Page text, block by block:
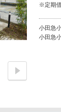
※定期
小田急
小田急